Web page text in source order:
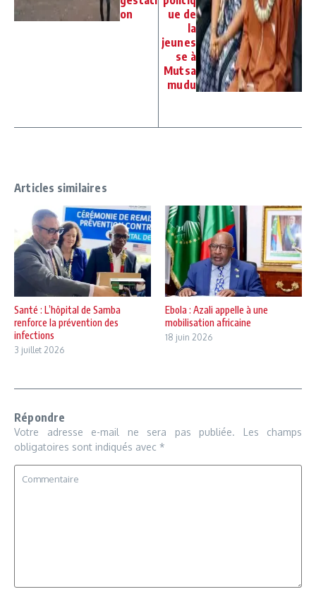
on
ue de
la
jeunes
se à
Mutsa
mudu
Articles similaires
Santé : L’hôpital de Samba
renforce la prévention des
infections
3 juillet 2026
Ebola : Azali appelle à une
mobilisation africaine
18 juin 2026
Répondre
Votre adresse e-mail ne sera pas publiée.
Les champs
obligatoires sont indiqués avec *